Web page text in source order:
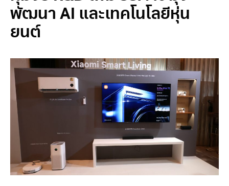
ทุ่มงบ R&D เพิ่ม 33.4% มุ่ง
พัฒนา AI และเทคโนโลยีหุ่น
ยนต์